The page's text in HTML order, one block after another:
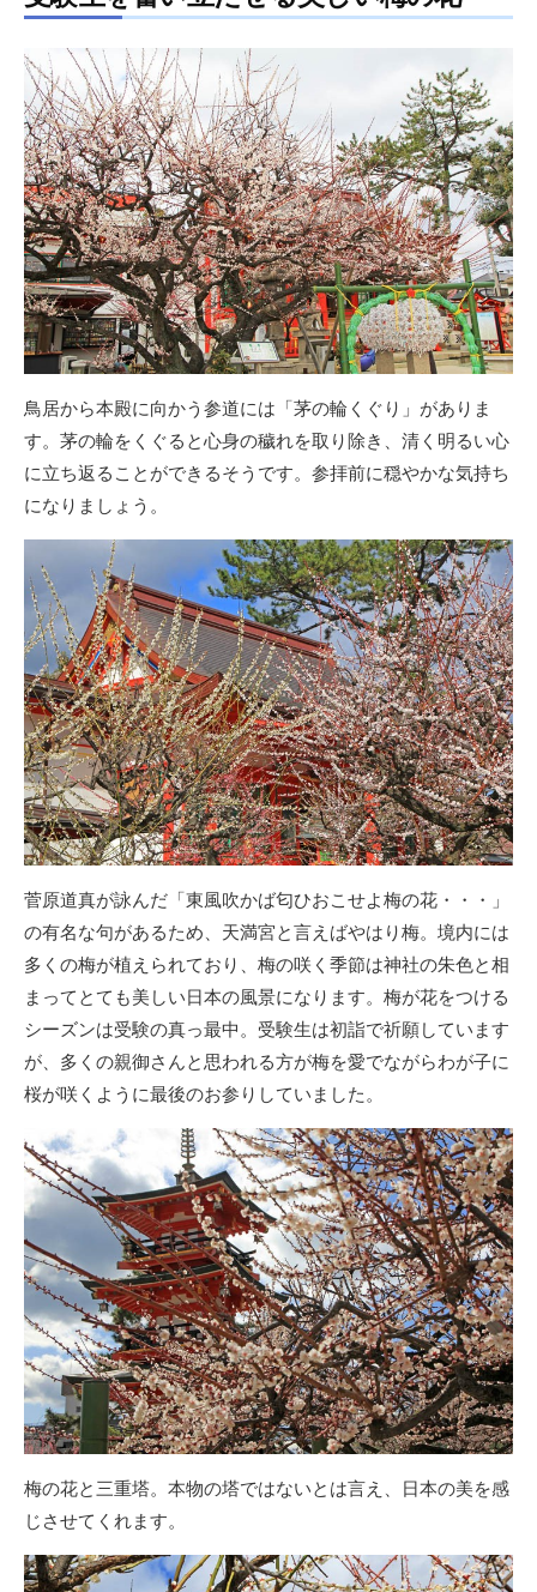
鳥居から本殿に向かう参道には「茅の輪くぐり」がありま
す。茅の輪をくぐると心身の穢れを取り除き、清く明るい心
に立ち返ることができるそうです。参拝前に穏やかな気持ち
になりましょう。
菅原道真が詠んだ「東風吹かば匂ひおこせよ梅の花・・・」
の有名な句があるため、天満宮と言えばやはり梅。境内には
多くの梅が植えられており、梅の咲く季節は神社の朱色と相
まってとても美しい日本の風景になります。梅が花をつける
シーズンは受験の真っ最中。受験生は初詣で祈願しています
が、多くの親御さんと思われる方が梅を愛でながらわが子に
桜が咲くように最後のお参りしていました。
梅の花と三重塔。本物の塔ではないとは言え、日本の美を感
じさせてくれます。